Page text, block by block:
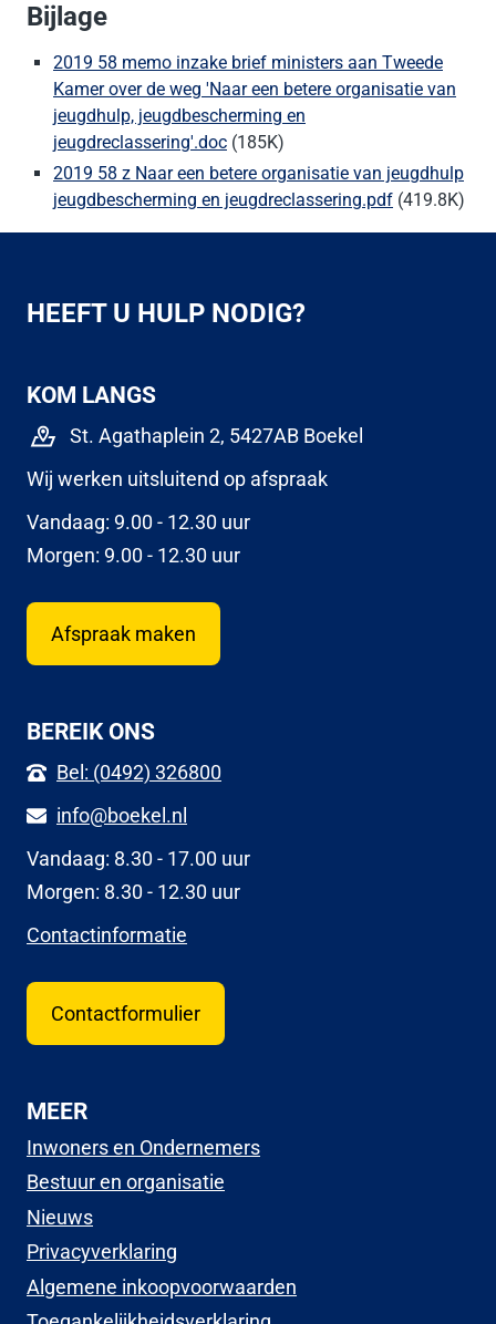
Bijlage
2019 58 memo inzake brief ministers aan Tweede
Kamer over de weg 'Naar een betere organisatie van
jeugdhulp, jeugdbescherming en
jeugdreclassering'.doc (185K)
2019 58 z Naar een betere organisatie van jeugdhulp
jeugdbescherming en jeugdreclassering.pdf (419.8K)
HEEFT U HULP NODIG?
KOM LANGS
St. Agathaplein 2, 5427AB Boekel
Wij werken uitsluitend op afspraak
Vandaag: 9.00 - 12.30 uur
Morgen: 9.00 - 12.30 uur
Afspraak maken
BEREIK ONS
Bel: (0492) 326800
info@boekel.nl
Vandaag: 8.30 - 17.00 uur
Morgen: 8.30 - 12.30 uur
Contactinformatie
Contactformulier
MEER
Inwoners en Ondernemers
Bestuur en organisatie
Nieuws
Privacyverklaring
Algemene inkoopvoorwaarden